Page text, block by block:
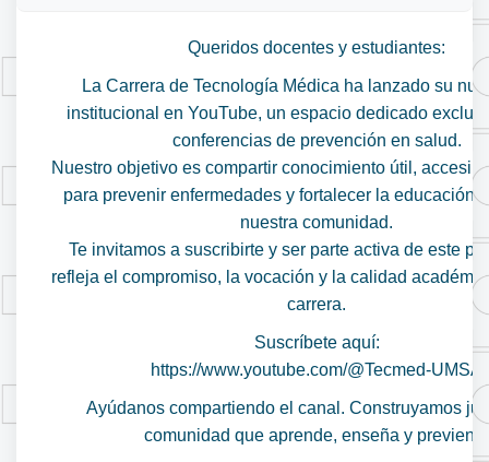
Queridos docentes y estudiantes:
La Carrera de Tecnología Médica ha lanzado su
institucional en YouTube, un espacio dedicado
conferencias de prevención en salud.
Nuestro objetivo es compartir conocimiento útil,
para prevenir enfermedades y fortalecer la educación
nuestra comunidad.
Te invitamos a suscribirte y ser parte activa de este
refleja el compromiso, la vocación y la calidad
carrera.
Suscríbete aquí:
https://www.youtube.com/@Tecmed-UMSA
Ayúdanos compartiendo el canal. Construyamos
comunidad que aprende, enseña y previene.